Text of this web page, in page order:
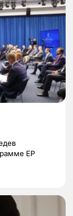
ЕР